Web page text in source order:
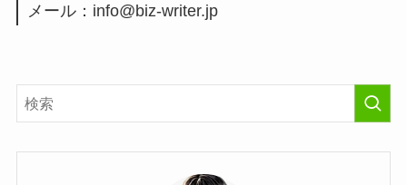
メール： info@biz-writer.jp